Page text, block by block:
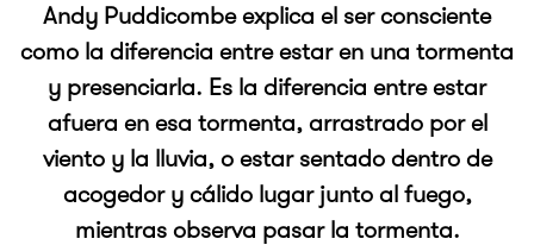
Andy Puddicombe explica el ser consciente
como la diferencia entre estar en una tormenta
y presenciarla. Es la diferencia entre estar
afuera en esa tormenta, arrastrado por el
viento y la lluvia, o estar sentado dentro de
acogedor y cálido lugar junto al fuego,
mientras observa pasar la tormenta.